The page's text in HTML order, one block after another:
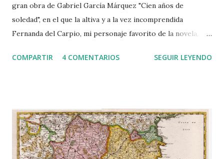
gran obra de Gabriel García Márquez "Cien años de
soledad", en el que la altiva y a la vez incomprendida
Fernanda del Carpio, mi personaje favorito de la novela,
viperina lengua ha callado durante tanto tiempo: Aureliano
rumor de la lluvia, y era Fernanda que se paseaba por toda
la casa doliéndole de que la hubieran educado como una
reina para terminar de sirvienta en una casa de locos, con
COMPARTIR 4 COMENTARIOS SEGUIR LEYENDO